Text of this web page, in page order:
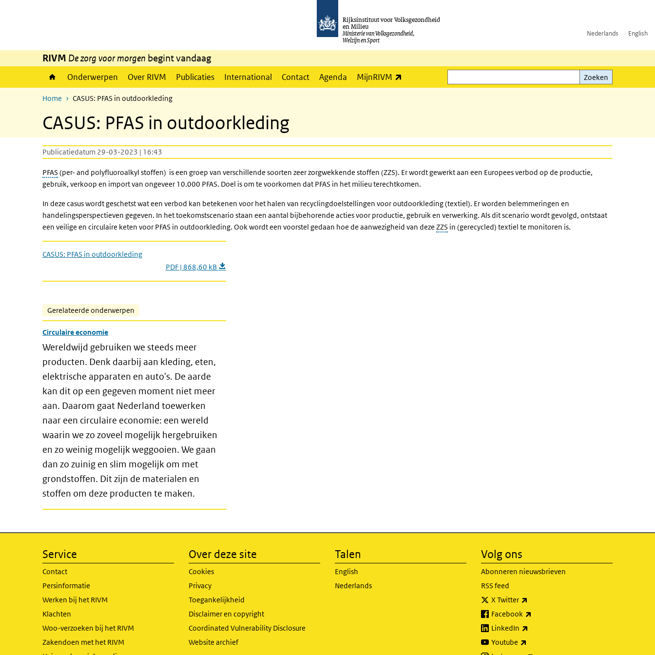
Rijksinstituut voor Volksgezondheid
en Milieu
Ministerie van Volksgezondheid,
Welzijn en Sport
Nederlands English
RIVM De zorg voor morgen begint vandaag
Onderwerpen Over RIVM Publicaties International Contact Agenda MijnRIVM
Zoeken
Zoeken
Home CASUS: PFAS in outdoorkleding
CASUS: PFAS in outdoorkleding
Publicatiedatum 29-03-2023 | 16:43
PFAS (per- and polyfluoroalkyl stoffen) is een groep van verschillende soorten zeer zorgwekkende stoffen (ZZS). Er wordt gewerkt aan een Europees verbod op de productie,
gebruik, verkoop en import van ongeveer 10.000 PFAS. Doel is om te voorkomen dat PFAS in het milieu terechtkomen.
In deze casus wordt geschetst wat een verbod kan betekenen voor het halen van recyclingdoelstellingen voor outdoorkleding (textiel). Er worden belemmeringen en
handelingsperspectieven gegeven. In het toekomstscenario staan een aantal bijbehorende acties voor productie, gebruik en verwerking. Als dit scenario wordt gevolgd, ontstaat
een veilige en circulaire keten voor PFAS in outdoorkleding. Ook wordt een voorstel gedaan hoe de aanwezigheid van deze ZZS in (gerecycled) textiel te monitoren is.
CASUS: PFAS in outdoorkleding
PDF | 868,60 kB
Gerelateerde onderwerpen
Circulaire economie
Wereldwijd gebruiken we steeds meer
producten. Denk daarbij aan kleding, eten,
elektrische apparaten en auto's. De aarde
kan dit op een gegeven moment niet meer
aan. Daarom gaat Nederland toewerken
naar een circulaire economie: een wereld
waarin we zo zoveel mogelijk hergebruiken
en zo weinig mogelijk weggooien. We gaan
dan zo zuinig en slim mogelijk om met
grondstoffen. Dit zijn de materialen en
stoffen om deze producten te maken.
Service
Contact
Persinformatie
Werken bij het RIVM
Klachten
Woo-verzoeken bij het RIVM
Zakendoen met het RIVM
Over deze site
Cookies
Privacy
Toegankelijkheid
Disclaimer en copyright
Coordinated Vulnerability Disclosure
Website archief
Talen
English
Nederlands
Volg ons
Abonneren nieuwsbrieven
RSS feed
X Twitter
Facebook
LinkedIn
Youtube